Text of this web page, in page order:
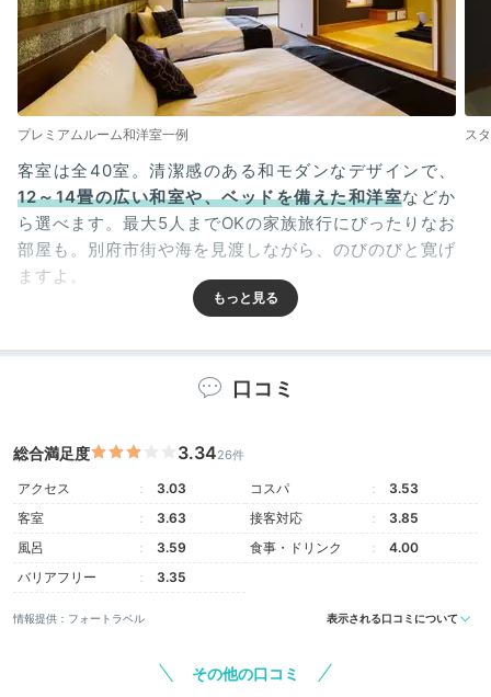
プレミアムルーム和洋室一例 ス
客室は全40室。清潔感のある和モダンなデザインで、
12～14畳の広い和室や、ベッドを備えた和洋室などか
ら選べます。最大5人までOKの家族旅行にぴったりなお
部屋も。別府市街や海を見渡しながら、のびのびと寛げ
ますよ。
mgmg0088__
さ。「プレミアムルーム和洋室」は子どもが走り回れる
でした。
Onsen
源泉掛け流しの
口コミ
総合満足度 3.3426件
アクセス 3.03 コスパ
3.53
客室
3.63 接客対応
3.85
風呂
3.59 食事・ドリンク
4.00
バリアフリー
3.35
情報提供：フォートラベル 表示される口コミについて
その他の口コミ